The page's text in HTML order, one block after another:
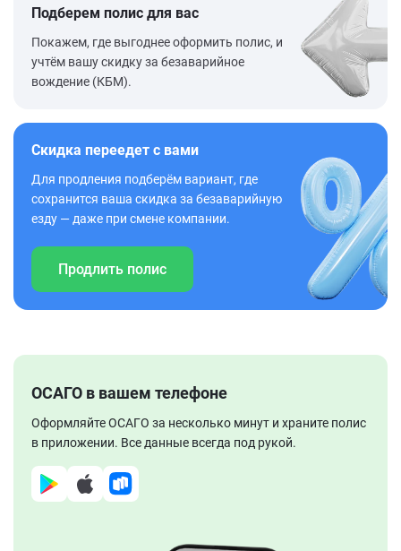
Подберем полис для вас
Покажем, где выгоднее оформить полис, и
учтём вашу скидку за безаварийное
вождение (КБМ).
Скидка переедет с вами
Для продления подберём вариант, где
сохранится ваша скидка за безаварийную
езду — даже при смене компании.
Продлить полис
ОСАГО в вашем телефоне
Оформляйте ОСАГО за несколько минут и храните полис
в приложении. Все данные всегда под рукой.